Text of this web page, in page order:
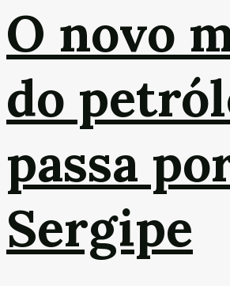
O novo
do
passa
Sergipe